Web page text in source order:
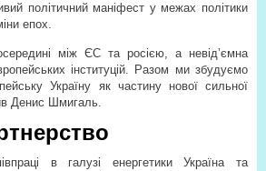
політичний маніфест у межах політики
епох.
між ЄС та росією, а невід’ємна
інституцій. Разом ми збудуємо
Україну як частину нової сильної
Денис Шмигаль.
в галузі енергетики Україна та